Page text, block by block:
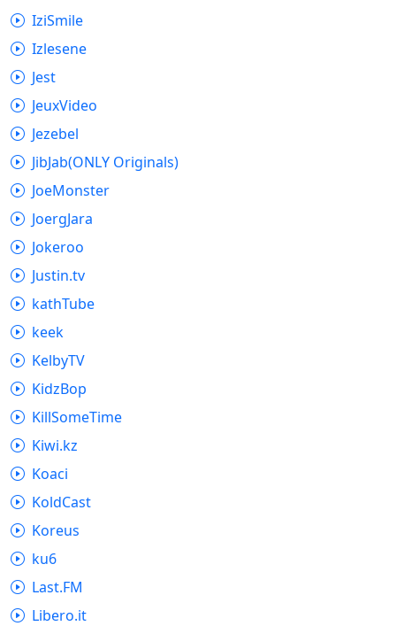
IziSmile
Izlesene
Jest
JeuxVideo
Jezebel
JibJab(ONLY Originals)
JoeMonster
JoergJara
Jokeroo
Justin.tv
kathTube
keek
KelbyTV
KidzBop
KillSomeTime
Kiwi.kz
Koaci
KoldCast
Koreus
ku6
Last.FM
Libero.it